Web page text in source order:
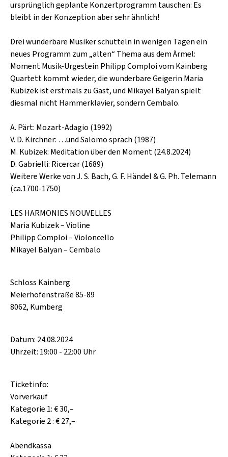
CAFÉ WOLF
KUNSTGARTEN
KRISTALLWERK
GOLD & PECH THEATER
HARD & HEAVY
SINGER-SONGWRITER
VOLKSMUSIK
KULTURLAND STEIERMARK
ursprünglich geplante Konzertprogramm tauschen: Es
bleibt in der Konzeption aber sehr ähnlich!
Drei wunderbare Musiker schütteln in wenigen Tagen ein
neues Programm zum „alten“ Thema aus dem Ärmel:
Moment Musik-Urgestein Philipp Comploi vom Kainberg
Quartett kommt wieder, die wunderbare Geigerin Maria
Kubizek ist erstmals zu Gast, und Mikayel Balyan spielt
diesmal nicht Hammerklavier, sondern Cembalo.
A. Pärt: Mozart-Adagio (1992)
V. D. Kirchner: …und Salomo sprach (1987)
M. Kubizek: Meditation über den Moment (24.8.2024)
D. Gabrielli: Ricercar (1689)
Weitere Werke von J. S. Bach, G. F. Händel & G. Ph. Telemann
(ca.1700-1750)
LES HARMONIES NOUVELLES
Maria Kubizek – Violine
Philipp Comploi – Violoncello
Mikayel Balyan – Cembalo
Schloss Kainberg
Meierhöfenstraße 85-89
8062, Kumberg
Datum: 24.08.2024
Uhrzeit: 19:00 - 22:00 Uhr
Ticketinfo:
Vorverkauf
Kategorie 1: € 30,–
Kategorie 2 : € 27,–
Abendkassa